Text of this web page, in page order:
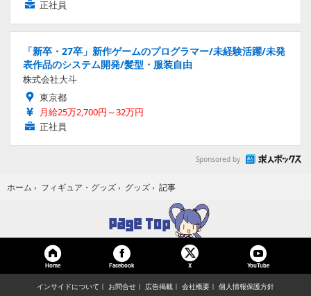
正社員
「新卒・27卒」新作ゲームのプログラマー/未経験活躍/未発
表作品のシステム開発/髪型・服装自由
株式会社大斗
東京都
月給25万2,700円～32万円
正社員
Sponsored by
ホーム › フィギュア・グッズ › グッズ › 記事
Home Facebook X YouTube
インサイドについて お問合せ 広告掲載 会社概要 個人情報保護方針